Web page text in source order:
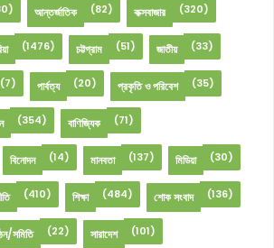
আন্তর্জাতিক (82) কক্সবাজার (320)
(1476) চট্টগ্রাম (51) জাতীয় (33)
(7) পার্বত্য (20) প্রকৃতি ও পরিবেশ (35)
(354) বাণিজ্যিক (71)
বিনোদন (14) মানবতা (137) মিডিয়া (30)
(410) শিক্ষা (484) শোক সংবাদ (136)
সমিতি (22) সারাদেশ (101)